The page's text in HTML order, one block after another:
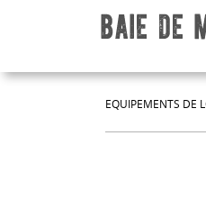
Aller au contenu
Aller à la recherche
Aller au bas de page
EQUIPEMENTS DE